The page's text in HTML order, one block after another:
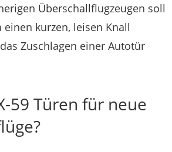
Überschallflugzeugen soll
einen kurzen, leisen Knall
Zuschlagen einer Autotür
59 Türen für neue